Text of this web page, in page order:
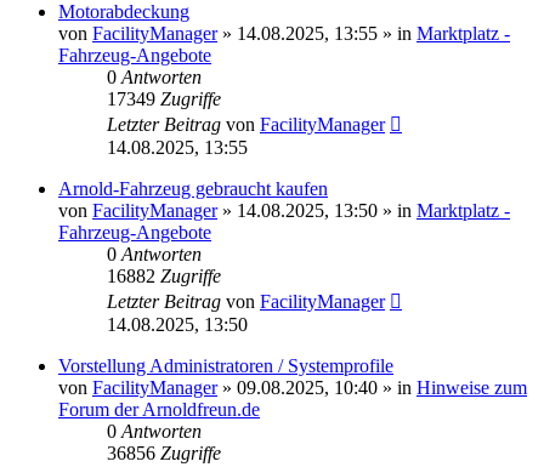
Motorabdeckung
von FacilityManager» 14.08.2025, 13:55 » in Marktplatz -
Fahrzeug-Angebote
0Antworten
17349 Zugriffe
Letzter Beitrag von FacilityManager
14.08.2025, 13:55
Arnold-Fahrzeug gebraucht kaufen
von FacilityManager» 14.08.2025, 13:50 » in Marktplatz -
Fahrzeug-Angebote
0Antworten
16882 Zugriffe
Letzter Beitrag von FacilityManager
14.08.2025, 13:50
Vorstellung Administratoren / Systemprofile
von FacilityManager» 09.08.2025, 10:40 » in Hinweise zum
Forum der Arnoldfreun.de
0Antworten
36856 Zugriffe